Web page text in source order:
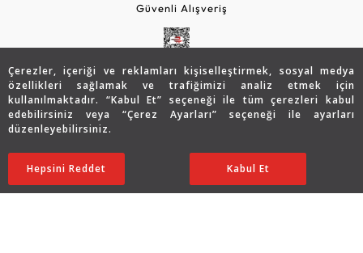
Çerezler, içeriği ve reklamları kişiselleştirmek, sosyal medya
özellikleri sağlamak ve trafiğimizi analiz etmek için
kullanılmaktadır. “Kabul Et” seçeneği ile tüm çerezleri kabul
edebilirsiniz veya “Çerez Ayarları” seçeneği ile ayarları
düzenleyebilirsiniz.
Ayarları Düzenle
Hepsini Reddet Kabul Et
78.837 TL
39.419TL SATIN ALIN
Güvenli Alışveriş
Copyright © 2026 Assos Pırlanta - Bu sitenin tüm hakları